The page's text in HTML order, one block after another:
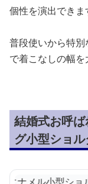
個性を演出できま
普段使いから特
で着こなしの幅を
結婚式お呼
グ小型ショル